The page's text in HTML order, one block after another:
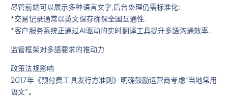
尽管前端可以展示多种语言文字,后台处理仍需标准化:
*交易记录通常以英文保存确保全国互通性.
*客户服务系统正通过AI驱动的实时翻译工具提升多語沟通效率.
监管框架对多語要求的推动力
政策法规影响
2017年《预付费工具发行方准则》明确鼓励运营商考虑“当地常用
语文”。